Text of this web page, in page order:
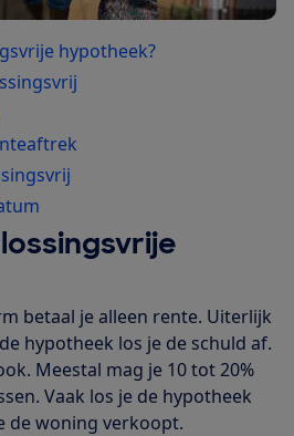
hypotheek?
betaal je alleen rente. Uiterlijk
hypotheek los je de schuld af.
Meestal mag je 10 tot 20%
Vaak los je de hypotheek
de woning verkoopt.